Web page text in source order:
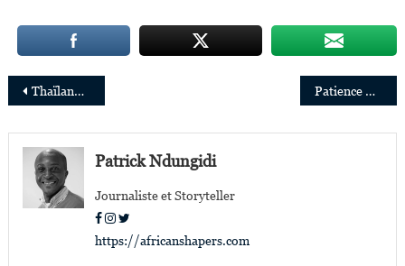
Navigation
de
l’article
Thaïlande : Patience Sangwa nommée naturopathe résidente au Chiva-Som International Health Resort Patience Mutesi nommée directrice générale de BPR Bank Rwanda
Patrick Ndungidi
Journaliste et Storyteller
https://africanshapers.com